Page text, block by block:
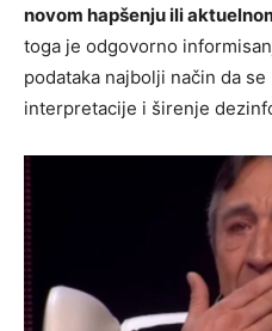
novom hapšenju ili
toga je odgovorno
podataka najbolji način da
interpretacije i širenje